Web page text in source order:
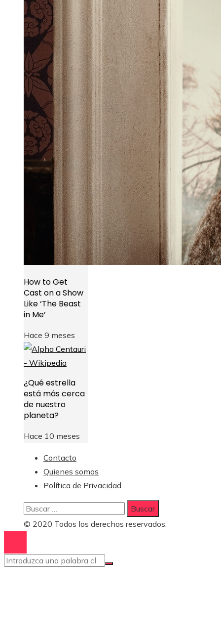
How to Get
Cast on a Show
Like ‘The Beast
in Me’
Hace 9 meses
¿Qué estrella
está más cerca
de nuestro
planeta?
Hace 10 meses
Contacto
Quienes somos
Política de Privacidad
Buscar:
© 2020 Todos los derechos reservados.